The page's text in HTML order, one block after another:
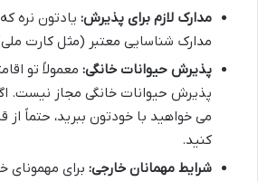
مدارک لازم برای پذیرش: یادتون نره
مدارک شناسایی معتبر (مثل کارت ملی)
پذیرش حیوانات خانگی: معمولاً تو
پذیرش حیوانات خانگی مجاز نیست.
می خواهید با خودتون ببرید، حتماً از
کنید.
شرایط مهمانان خارجی: برای مهمونای